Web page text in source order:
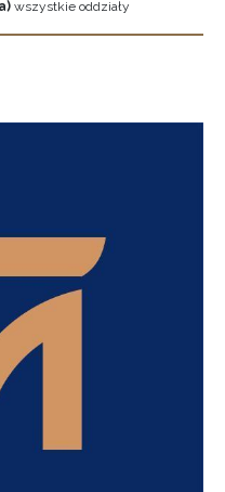
wszystkie oddziały